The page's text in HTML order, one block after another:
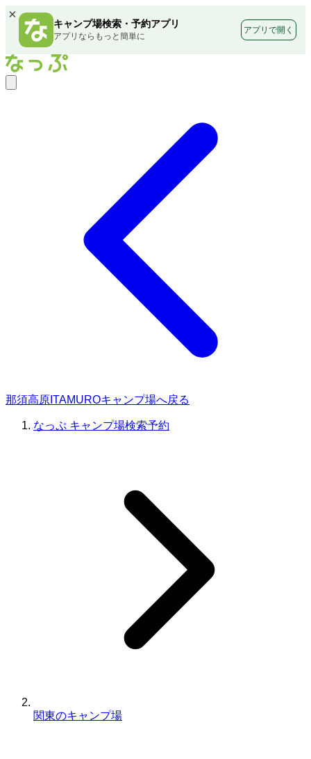
×
キャンプ場検索・予約アプリ
アプリならもっと簡単に
アプリで開く
那須高原ITAMUROキャンプ場へ戻る
なっぷ キャンプ場検索予約
関東のキャンプ場